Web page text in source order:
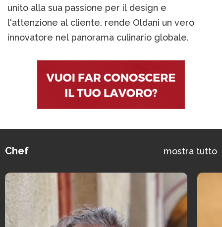
unito alla sua passione per il design e
l'attenzione al cliente, rende Oldani un vero
innovatore nel panorama culinario globale​​​​​​.
Chef mostra tutto